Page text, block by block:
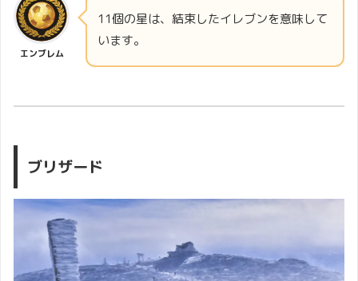
エンブレム
11個の星は、結束したイレブンを意味して
います。
ブリザード